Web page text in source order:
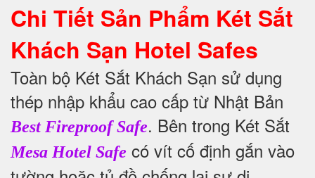
Chi Tiết Sản Phẩm Két Sắt
Khách Sạn Hotel Safes
Toàn bộ Két Sắt Khách Sạn sử dụng
thép nhập khẩu cao cấp từ Nhật Bản
Best Fireproof Safe. Bên trong Két Sắt
Mesa Hotel Safe có vít cố định gắn vào